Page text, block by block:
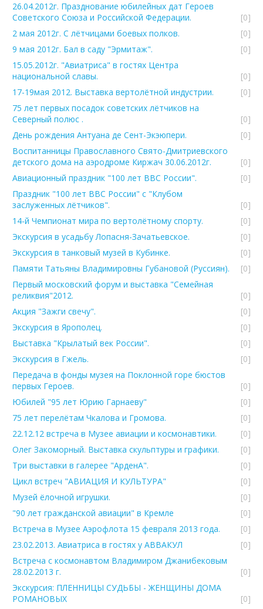
26.04.2012г. Празднование юбилейных дат Героев
Советского Союза и Российской Федерации.
[0]
2 мая 2012г. С лётчицами боевых полков.
[0]
9 мая 2012г. Бал в саду "Эрмитаж".
[0]
15.05.2012г. "Авиатриса" в гостях Центра
национальной славы.
[0]
17-19мая 2012. Выставка вертолётной индустрии.
[0]
75 лет первых посадок советских лётчиков на
Северный полюс .
[0]
День рождения Антуана де Сент-Экэюпери.
[0]
Воспитанницы Православного Свято-Дмитриевского
детского дома на аэродроме Киржач 30.06.2012г.
[0]
Авиационный праздник "100 лет ВВС России".
[0]
Праздник "100 лет ВВС России" с "Клубом
заслуженных лётчиков".
[0]
14-й Чемпионат мира по вертолётному спорту.
[0]
Экскурсия в усадьбу Лопасня-Зачатьевское.
[0]
Экскурсия в танковый музей в Кубинке.
[0]
Памяти Татьяны Владимировны Губановой (Руссиян).
[0]
Первый московский форум и выставка "Семейная
реликвия"2012.
[0]
Акция "Зажги свечу".
[0]
Экскурсия в Ярополец.
[0]
Выставка "Крылатый век России".
[0]
Экскурсия в Гжель.
[0]
Передача в фонды музея на Поклонной горе бюстов
первых Героев.
[0]
Юбилей "95 лет Юрию Гарнаеву"
[0]
75 лет перелётам Чкалова и Громова.
[0]
22.12.12 встреча в Музее авиации и космонавтики.
[0]
Олег Закоморный. Выставка скульптуры и графики.
[0]
Три выставки в галерее "АрденА".
[0]
Цикл встреч "АВИАЦИЯ И КУЛЬТУРА"
[0]
Музей ёлочной игрушки.
[0]
"90 лет гражданской авиации" в Кремле
[0]
Встреча в Музее Аэрофлота 15 февраля 2013 года.
[0]
23.02.2013. Авиатриса в гостях у АВВАКУЛ
[0]
Встреча с космонавтом Владимиром Джанибековым
28.02.2013 г.
[0]
Экскурсия: ПЛЕННИЦЫ СУДЬБЫ - ЖЕНЩИНЫ ДОМА
РОМАНОВЫХ
[0]